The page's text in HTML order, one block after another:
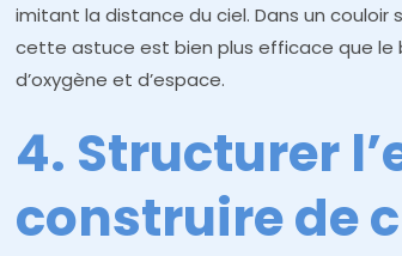
imitant la distance du ciel. Dans un
cette astuce est bien plus efficace que le
d’oxygène et d’espace.
4. Structurer
construire de